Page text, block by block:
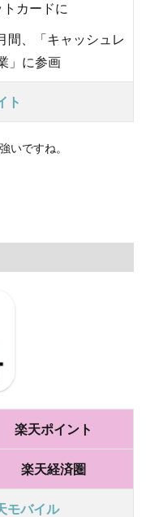
カードに
間、「キャッシュレ
」に参画
ト
いですね。
楽天ポイント
楽天経済圏
モバイル